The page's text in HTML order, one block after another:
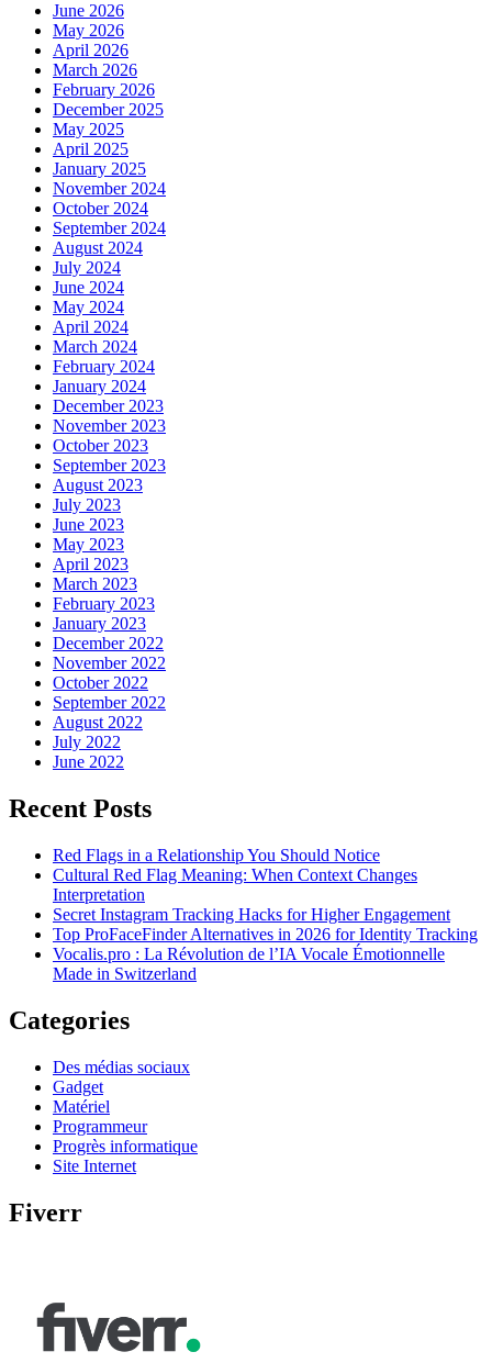
June 2026
May 2026
April 2026
March 2026
February 2026
December 2025
May 2025
April 2025
January 2025
November 2024
October 2024
September 2024
August 2024
July 2024
June 2024
May 2024
April 2024
March 2024
February 2024
January 2024
December 2023
November 2023
October 2023
September 2023
August 2023
July 2023
June 2023
May 2023
April 2023
March 2023
February 2023
January 2023
December 2022
November 2022
October 2022
September 2022
August 2022
July 2022
June 2022
Recent Posts
Red Flags in a Relationship You Should Notice
Cultural Red Flag Meaning: When Context Changes
Interpretation
Secret Instagram Tracking Hacks for Higher Engagement
Top ProFaceFinder Alternatives in 2026 for Identity Tracking
Vocalis.pro : La Révolution de l’IA Vocale Émotionnelle
Made in Switzerland
Categories
Des médias sociaux
Gadget
Matériel
Programmeur
Progrès informatique
Site Internet
Fiverr